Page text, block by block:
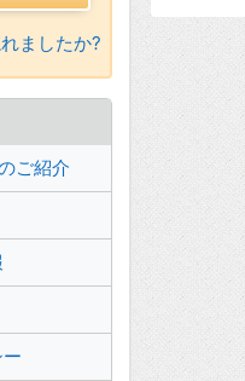
ましたか?
ご紹介